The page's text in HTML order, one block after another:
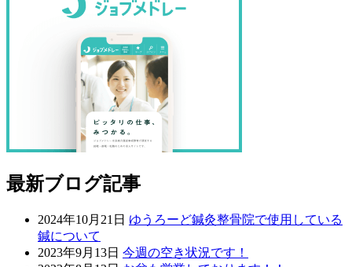
最新ブログ記事
2024年10月21日 ゆうろーど鍼灸整骨院で使用している
鍼について
2023年9月13日 今週の空き状況です！